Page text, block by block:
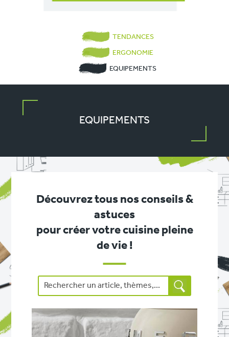
TENDANCES
ERGONOMIE
EQUIPEMENTS
EQUIPEMENTS
Découvrez tous nos conseils &
astuces
pour créer votre cuisine pleine
de vie !